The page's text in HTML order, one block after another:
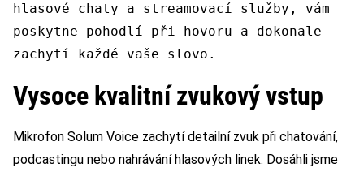
hlasové chaty a streamovací služby, vám
poskytne pohodlí při hovoru a dokonale
zachytí každé vaše slovo.
Vysoce kvalitní zvukový vstup
Mikrofon Solum Voice zachytí detailní zvuk při chatování,
podcastingu nebo nahrávání hlasových linek. Dosáhli jsme